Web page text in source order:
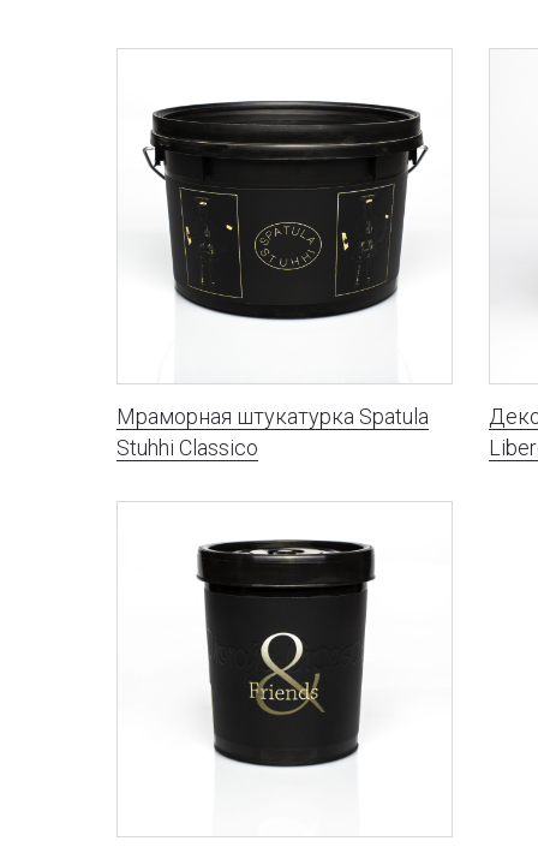
Мраморная штукатурка Spatula
Stuhhi Classico